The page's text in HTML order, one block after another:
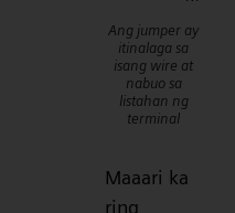
Ang jumper ay
itinalaga sa
isang wire at
nabuo sa
listahan ng
terminal
Maaari ka
ring